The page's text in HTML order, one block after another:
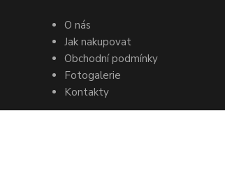
O nás
Jak nakupovat
Obchodní podmínky
Fotogalerie
Kontakty